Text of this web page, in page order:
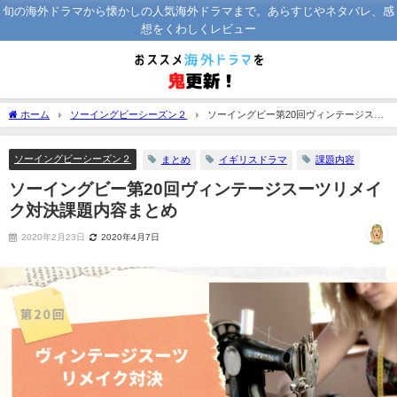
旬の海外ドラマから懐かしの人気海外ドラマまで。あらすじやネタバレ、感
想をくわしくレビュー
ホーム ソーイングビーシーズン２
ソーイングビー第20回ヴィンテージスー
ツリメイク対決課題内容まとめ
ソーイングビーシーズン２ まとめ イギリスドラマ 課題内容
ソーイングビー第20回ヴィンテージスーツリメイ
ク対決課題内容まとめ
2020年2月23日 2020年4月7日